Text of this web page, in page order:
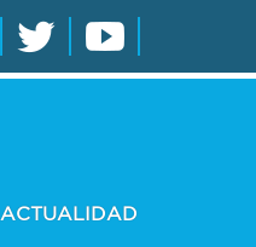
ACTUALIDAD